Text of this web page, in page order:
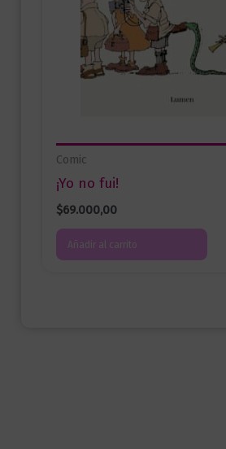
Comic
¡Yo no fui!
$69.000,00
Añadir al carrito